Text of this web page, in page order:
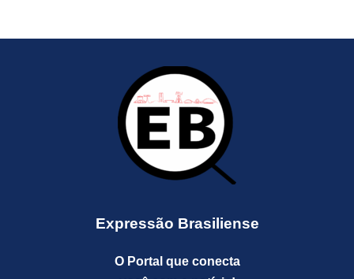
Expressão Brasiliense
O Portal que conecta